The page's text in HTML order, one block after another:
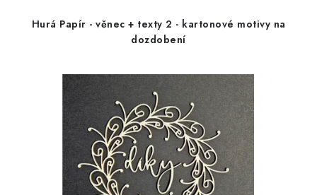
Hurá Papír - věnec + texty 2 - kartonové motivy na
dozdobení